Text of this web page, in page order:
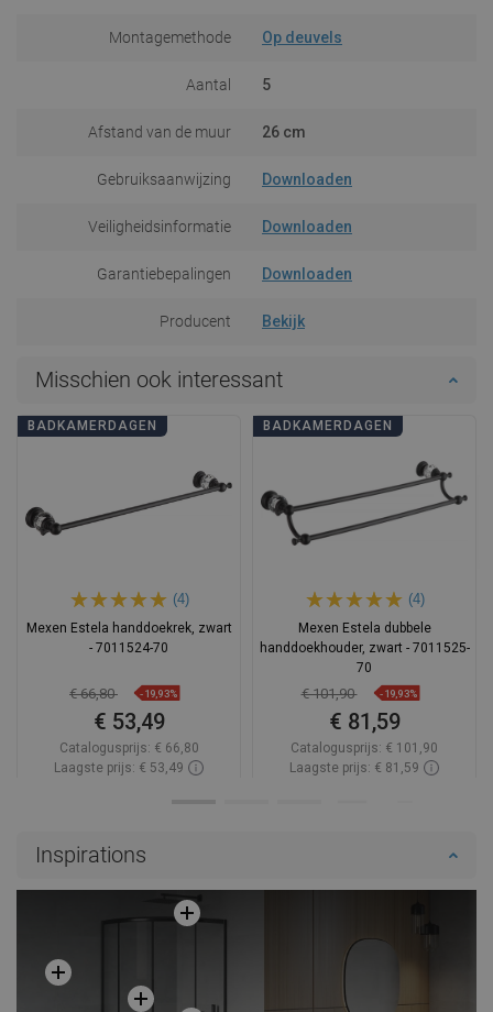
Montagemethode Op deuvels
Aantal 5
Afstand van de muur 26 cm
Gebruiksaanwijzing Downloaden
Veiligheidsinformatie Downloaden
Garantiebepalingen Downloaden
Producent Bekijk
Misschien ook interessant
BADKAMERDAGEN
(4)
Mexen Estela handdoekrek, zwart
- 7011524-70
€ 66,80 -19,93%
€ 53,49
Catalogusprijs: € 66,80
Laagste prijs: € 53,49
BADKAMERDAGEN
(4)
Mexen Estela dubbele
handdoekhouder, zwart - 7011525-
70
€ 101,90 -19,93%
€ 81,59
Catalogusprijs: € 101,90
Laagste prijs: € 81,59
Inspirations